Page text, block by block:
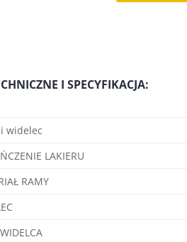
I SPECYFIKACJA:
widelec
LAKIERU
RAMY